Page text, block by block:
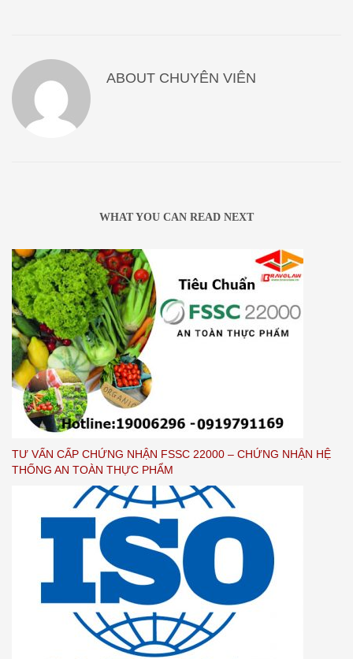
ABOUT CHUYÊN VIÊN
WHAT YOU CAN READ NEXT
TƯ VẤN CẤP CHỨNG NHẬN FSSC 22000 – CHỨNG NHẬN HỆ
THỐNG AN TOÀN THỰC PHẨM